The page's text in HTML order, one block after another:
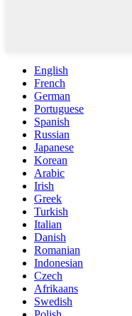
English
French
German
Portuguese
Spanish
Russian
Japanese
Korean
Arabic
Irish
Greek
Turkish
Italian
Danish
Romanian
Indonesian
Czech
Afrikaans
Swedish